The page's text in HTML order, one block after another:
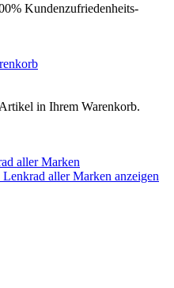
Kundenzufriedenheits-
in Ihrem Warenkorb.
aller Marken
aller Marken anzeigen